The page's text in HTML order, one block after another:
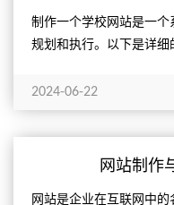
制作一个学校网站是一个
规划和执行。以下是详细
2024-06-22
网站制作
网站是企业在互联网中